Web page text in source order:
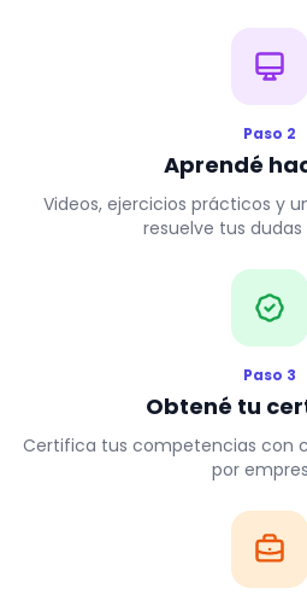
Paso 2
Aprendé
Videos, ejercicios prácticos y
resuelve tus
Paso 3
Obtené tu
Certifica tus competencias con
por